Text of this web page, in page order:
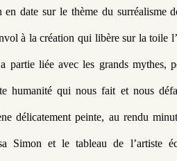
en date sur le thème du surréalisme
à la création qui libère sur la toile
partie liée avec les grands mythes,
humanité qui nous fait et nous
délicatement peinte, au rendu
Simon et le tableau de l’artiste